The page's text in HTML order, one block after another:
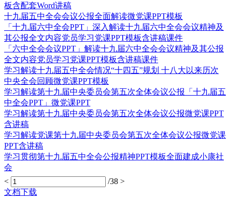
板含配套Word讲稿
十九届五中全会会议公报全面解读微党课PPT模板
「十九届六中全会PPT」深入解读十九届六中全会会议精神及
其公报全文内容党员学习党课PPT模板含讲稿课件
「六中全会会议PPT」解读十九届六中全会会议精神及其公报
全文内容党员学习党课PPT模板含讲稿课件
学习解读十九届五中全会情况“十四五”规划 十八大以来历次
中央全会回顾微党课PPT模板
学习解读第十九届中央委员会第五次全体会议公报「十九届五
中全会PPT」微党课PPT
学习解读第十九届中央委员会第五次全体会议公报微党课PPT
含讲稿
学习解读党课第十九届中央委员会第五次全体会议公报微党课
PPT含讲稿
学习贯彻第十九届五中全会公报精神PPT模板全面建成小康社
会
<
/38 >
文档下载